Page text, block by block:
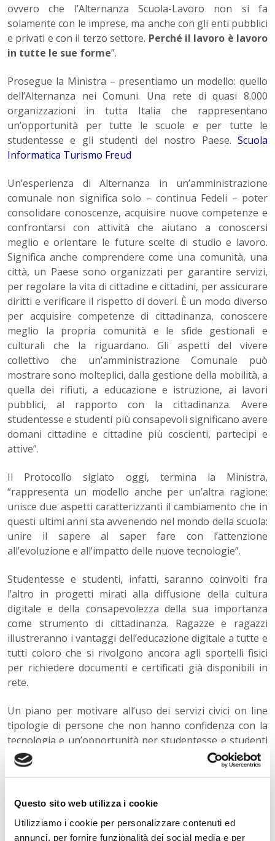
Questo sito web utilizza i cookie
Utilizziamo i cookie per personalizzare contenuti ed
annunci, per fornire funzionalità dei social media e per
ovvero che l’Alternanza Scuola-Lavoro non si fa
solamente con le imprese, ma anche con gli enti pubblici
e privati e con il terzo settore. Perché il lavoro è lavoro
in tutte le sue forme”.
Prosegue la Ministra – presentiamo un modello: quello
dell’Alternanza nei Comuni. Una rete di quasi 8.000
organizzazioni in tutta Italia che rappresentano
un’opportunità per tutte le scuole e per tutte le
studentesse e gli studenti del nostro Paese. Scuola
Informatica Turismo Freud
Un’esperienza di Alternanza in un’amministrazione
comunale non significa solo – continua Fedeli – poter
consolidare conoscenze, acquisire nuove competenze e
confrontarsi con attività che aiutano a conoscersi
meglio e orientare le future scelte di studio e lavoro.
Significa anche comprendere come una comunità, una
città, un Paese sono organizzati per garantire servizi,
per regolare la vita di cittadine e cittadini, per assicurare
diritti e verificare il rispetto di doveri. È un modo diverso
per acquisire competenze di cittadinanza, conoscere
meglio la propria comunità e le sfide gestionali e
culturali che la riguardano. Gli aspetti del vivere
collettivo che un’amministrazione Comunale può
mostrare sono molteplici, dalla gestione della mobilità, a
quella dei rifiuti, a educazione e istruzione, ai lavori
pubblici, al rapporto con la cittadinanza. Avere
studentesse e studenti più consapevoli significano avere
domani cittadine e cittadine più coscienti, partecipi e
attive”.
Il Protocollo siglato oggi, termina la Ministra,
“rappresenta un modello anche per un’altra ragione:
unisce due aspetti caratterizzanti il cambiamento che in
questi ultimi anni sta avvenendo nel mondo della scuola:
unire il sapere al saper fare con l’attenzione
all’evoluzione e all’impatto delle nuove tecnologie”.
Studentesse e studenti, infatti, saranno coinvolti fra
l’altro in progetti mirati alla diffusione della cultura
digitale e della consapevolezza della sua importanza
come strumento di cittadinanza. Ragazze e ragazzi
illustreranno i vantaggi dell’educazione digitale a tutte e
tutti coloro che si rivolgono ancora agli sportelli fisici
per richiedere documenti e certificati già disponibili in
rete.
Un piano per motivare all’uso dei servizi civici on line
tipologie di persone che non hanno confidenza con la
tecnologia e un’opportunità per studentesse e studenti
per comprendere la complessità che sta alla base
dell’erogazione di un servizio, come la tecnologia possa
competenze orizzontali come la comunicazione, il
lavoro.Scuola Paritaria Tecnologico Economico Freud